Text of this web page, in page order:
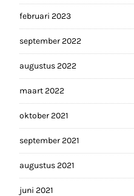
februari 2023
september 2022
augustus 2022
maart 2022
oktober 2021
september 2021
augustus 2021
juni 2021